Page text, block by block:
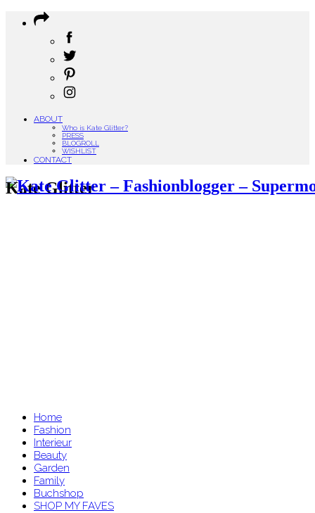
ABOUT
Who is Kate Glitter?
PRESS
BLOGROLL
WISHLIST
CONTACT
Kate Glitter
Home
Fashion
Interieur
Beauty
Garden
Family
Buchshop
SHOP MY FAVES